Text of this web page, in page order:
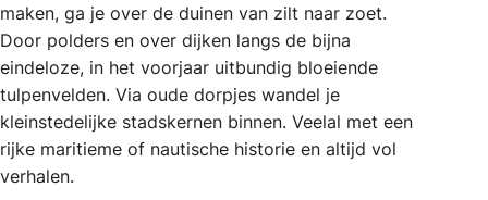
maken, ga je over de duinen van zilt naar zoet.
Door polders en over dijken langs de bijna
eindeloze, in het voorjaar uitbundig bloeiende
tulpenvelden. Via oude dorpjes wandel je
kleinstedelijke stadskernen binnen. Veelal met een
rijke maritieme of nautische historie en altijd vol
verhalen.